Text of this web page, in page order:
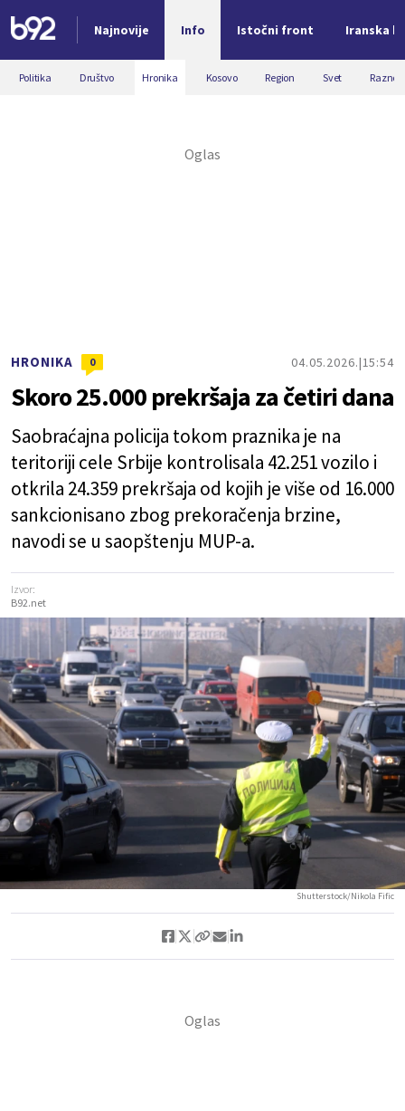
Najnovije Info Istočni front Iranska
Nova vest
Politika Društvo Hronika Kosovo Region Svet Razno
HRONIKA 0 04.05.2026. 15:54
Skoro 25.000 prekršaja za četiri dana
Saobraćajna policija tokom praznika je na
teritoriji cele Srbije kontrolisala 42.251 vozilo i
otkrila 24.359 prekršaja od kojih je više od 16.000
sankcionisano zbog prekoračenja brzine,
navodi se u saopštenju MUP-a.
Izvor:
B92.net
Shutterstock/Nikola Fific